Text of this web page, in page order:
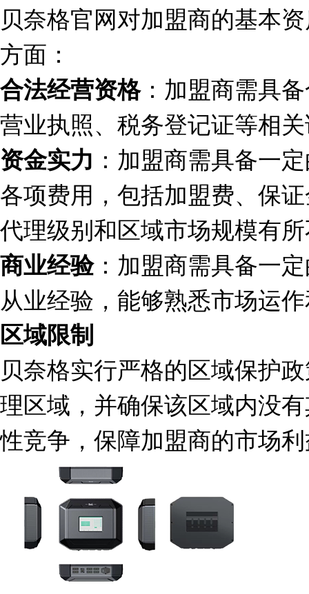
贝奈格官网对加盟商的基本
方面：
合法经营资格：加盟商需具
营业执照、税务登记证等相
资金实力 ：加盟商需具备一
各项费用，包括加盟费、保
代理级别和区域市场规模有
商业经验：加盟商需具备一
从业经验，能够熟悉市场运
区域限制
贝奈格实行严格的区域保护
理区域，并确保该区域内没
性竞争，保障加盟商的市场